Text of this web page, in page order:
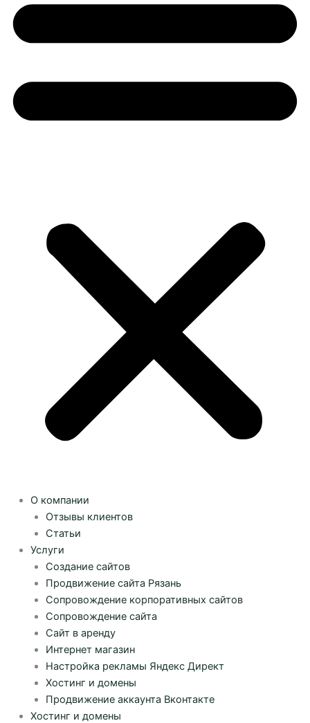
О компании
Отзывы клиентов
Статьи
Услуги
Создание сайтов
Продвижение сайта Рязань
Сопровождение корпоративных сайтов
Сопровождение сайта
Сайт в аренду
Интернет магазин
Настройка рекламы Яндекс Директ
Хостинг и домены
Продвижение аккаунта Вконтакте
Хостинг и домены